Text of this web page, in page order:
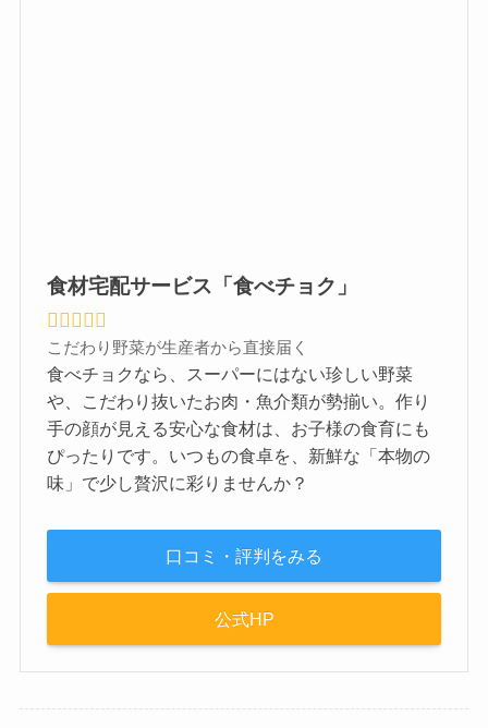
食材宅配サービス「食べチョク」
こだわり野菜が生産者から直接届く
食べチョクなら、スーパーにはない珍しい野菜
や、こだわり抜いたお肉・魚介類が勢揃い。作り
手の顔が見える安心な食材は、お子様の食育にも
ぴったりです。いつもの食卓を、新鮮な「本物の
味」で少し贅沢に彩りませんか？
口コミ・評判をみる
公式HP